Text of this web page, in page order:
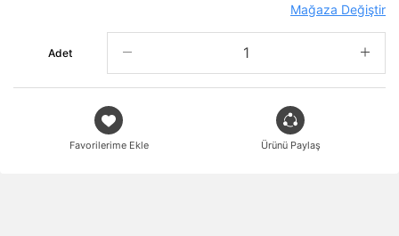
Mağaza Değiştir
Adet
Favorilerime Ekle Ürünü Paylaş